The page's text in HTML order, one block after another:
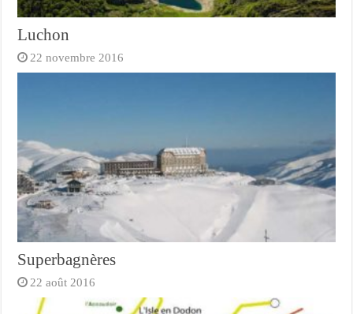
Luchon
22 novembre 2016
Superbagnères
22 août 2016